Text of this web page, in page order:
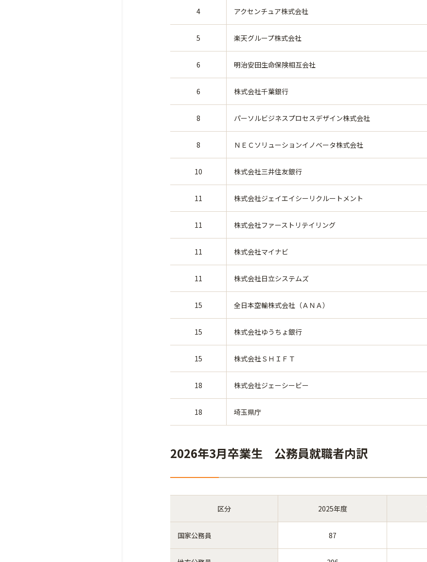
4 アクセンチュア株式会社
5 楽天グループ株式会社
6 明治安田生命保険相互会社
6 株式会社千葉銀行
8 パーソルビジネスプロセスデザイン株式会社
8 ＮＥＣソリューションイノベータ株式会社
10 株式会社三井住友銀行
11 株式会社ジェイエイシーリクルートメント
11 株式会社ファーストリテイリング
11 株式会社マイナビ
11 株式会社日立システムズ
15 全日本空輸株式会社（ＡＮＡ）
15 株式会社ゆうちょ銀行
15 株式会社ＳＨＩＦＴ
18 株式会社ジェーシービー
18 埼玉県庁
2026年3月卒業生 公務員就職者内訳
区分 2025年度
国家公務員 87